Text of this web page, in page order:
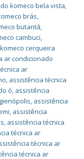
komeco bela vista,
brás,
butantã,
cambuci,
cerqueira
ar condicionado
ar
, assistência técnica
ó, assistência
, assistência
, assistência
, assistência técnica
técnica ar
técnica ar
técnica ar